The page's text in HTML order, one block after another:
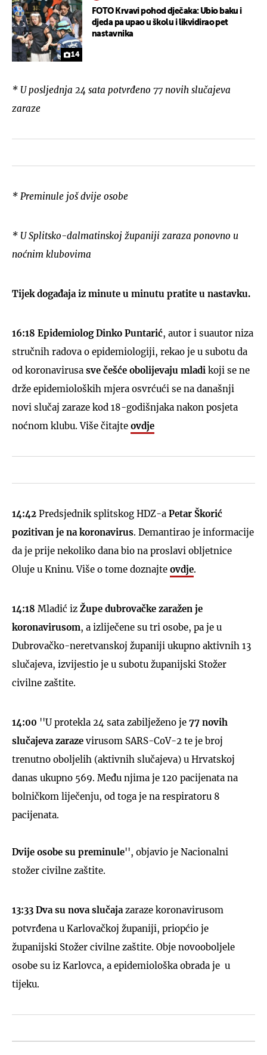
14
FOTO Krvavi pohod dječaka: Ubio baku i
djeda pa upao u školu i likvidirao pet
nastavnika
* U posljednja 24 sata potvrđeno 77 novih slučajeva
zaraze
* Preminule još dvije osobe
* U Splitsko-dalmatinskoj županiji zaraza ponovno u
noćnim klubovima
Tijek događaja iz minute u minutu pratite u nastavku.
16:18 Epidemiolog Dinko Puntarić, autor i suautor niza
stručnih radova o epidemiologiji, rekao je u subotu da
od koronavirusa sve češće obolijevaju mladi koji se ne
drže epidemioloških mjera osvrćući se na današnji
novi slučaj zaraze kod 18-godišnjaka nakon posjeta
noćnom klubu. Više čitajte ovdje
14:42 Predsjednik splitskog HDZ-a Petar Škorić
pozitivan je na koronavirus. Demantirao je informacije
da je prije nekoliko dana bio na proslavi obljetnice
Oluje u Kninu. Više o tome doznajte ovdje.
14:18 Mladić iz Župe dubrovačke zaražen je
koronavirusom, a izliječene su tri osobe, pa je u
Dubrovačko-neretvanskoj županiji ukupno aktivnih 13
slučajeva, izvijestio je u subotu županijski Stožer
civilne zaštite.
14:00 ''U protekla 24 sata zabilježeno je 77 novih
slučajeva zaraze virusom SARS-CoV-2 te je broj
trenutno oboljelih (aktivnih slučajeva) u Hrvatskoj
danas ukupno 569. Među njima je 120 pacijenata na
bolničkom liječenju, od toga je na respiratoru 8
pacijenata.
Dvije osobe su preminule'', objavio je Nacionalni
stožer civilne zaštite.
13:33 Dva su nova slučaja zaraze koronavirusom
potvrđena u Karlovačkoj županiji, priopćio je
županijski Stožer civilne zaštite. Obje novooboljele
osobe su iz Karlovca, a epidemiološka obrada je u
tijeku.